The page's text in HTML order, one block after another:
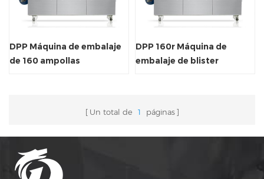
DPP Máquina de embalaje
de 160 ampollas
DPP 160r Máquina de
embalaje de blister
Un total de 1 páginas